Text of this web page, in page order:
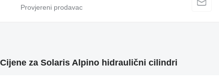
Cijene za Solaris Alpino hidraulični cilindri